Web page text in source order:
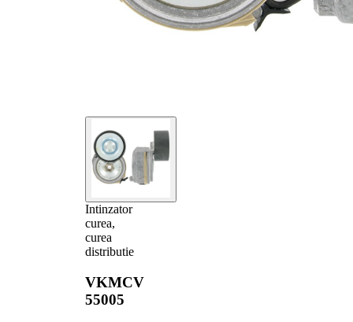
Intinzator
curea,
curea
distributie
VKMCV
55005